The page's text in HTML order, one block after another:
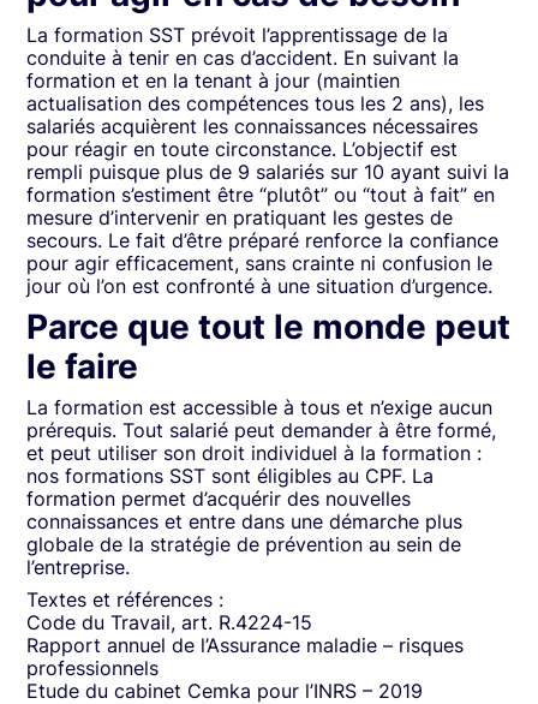
La formation SST prévoit l’apprentissage de la
conduite à tenir en cas d’accident. En suivant la
formation et en la tenant à jour (maintien
actualisation des compétences tous les 2 ans), les
salariés acquièrent les connaissances nécessaires
pour réagir en toute circonstance. L’objectif est
rempli puisque plus de 9 salariés sur 10 ayant suivi la
formation s’estiment être “plutôt” ou “tout à fait” en
mesure d’intervenir en pratiquant les gestes de
secours. Le fait d’être préparé renforce la confiance
pour agir efficacement, sans crainte ni confusion le
jour où l’on est confronté à une situation d’urgence.
Parce que tout le monde peut
le faire
La formation est accessible à tous et n’exige aucun
prérequis. Tout salarié peut demander à être formé,
et peut utiliser son droit individuel à la formation :
nos formations SST sont éligibles au CPF. La
formation permet d’acquérir des nouvelles
connaissances et entre dans une démarche plus
globale de la stratégie de prévention au sein de
l’entreprise.
Textes et références :
Code du Travail, art. R.4224-15
Rapport annuel de l’Assurance maladie – risques
professionnels
Etude du cabinet Cemka pour l’INRS – 2019